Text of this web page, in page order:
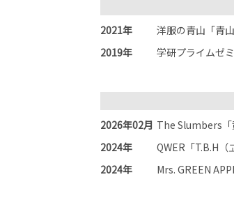
2021年
洋服の青山「青
2019年
学研プライムゼ
2026年02月 The Slumbers「
2024年
QWER「T.B.H（
2024年
Mrs. GREEN